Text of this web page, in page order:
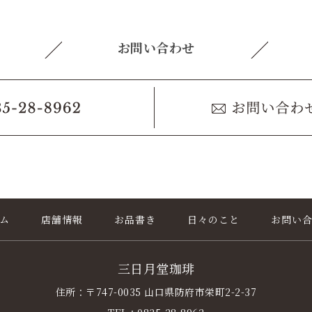
お問い合わせ
店舗情報 お品書き 日々のこと お問い
三日月堂珈琲
住所：〒747-0035 山口県防府市栄町2-2-37